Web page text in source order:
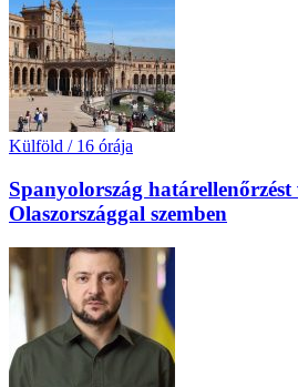
Külföld / 16 órája
Spanyolország határellenőrzést
Olaszországgal szemben